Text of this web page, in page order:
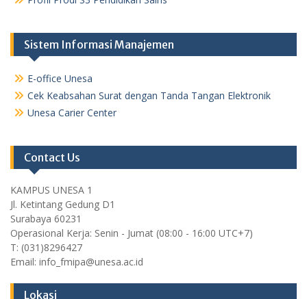
Sistem Informasi Manajemen
E-office Unesa
Cek Keabsahan Surat dengan Tanda Tangan Elektronik
Unesa Carier Center
Contact Us
KAMPUS UNESA 1
Jl. Ketintang Gedung D1
Surabaya 60231
Operasional Kerja: Senin - Jumat (08:00 - 16:00 UTC+7)
T: (031)8296427
Email: info_fmipa@unesa.ac.id
Lokasi